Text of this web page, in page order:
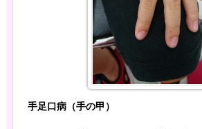
手足口病（手の甲）